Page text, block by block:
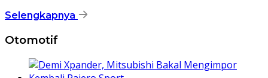
Selengkapnya
Otomotif